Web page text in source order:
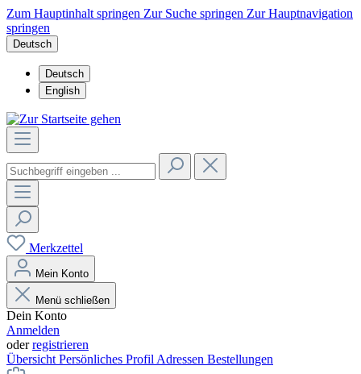
Zum Hauptinhalt springen Zur Suche springen Zur Hauptnavigation
springen
Deutsch
Deutsch
English
Merkzettel
Mein Konto
Menü schließen
Dein Konto
Anmelden
oderregistrieren
Übersicht Persönliches Profil Adressen Bestellungen